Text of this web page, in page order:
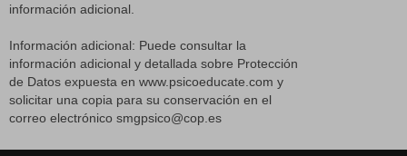
información adicional.
Información adicional: Puede consultar la
información adicional y detallada sobre Protección
de Datos expuesta en www.psicoeducate.com y
solicitar una copia para su conservación en el
correo electrónico smgpsico@cop.es